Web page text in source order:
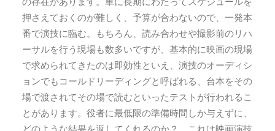
押さえておくのが難しく、予算が合わないので、一発本
番で演技に臨む。もちろん、読み合わせや撮影前のリハ
ーサルを行う現場も数多いですが、基本的に映画の現場
で求められてきたのは即効性といえ、演技のオーディシ
ョンでもコールドリーディングと呼ばれる、台本をその
場で渡されてその場で読むといったテストが行われるこ
とがあります。役者に最低限の準備時間しか与えずに、